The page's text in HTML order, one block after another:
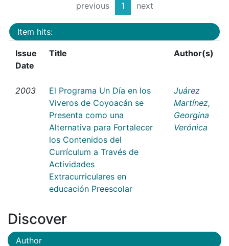
previous 1 next
Item hits:
Issue
Date
Title Author(s)
2003
El Programa Un Día en los
Viveros de Coyoacán se
Presenta como una
Alternativa para Fortalecer
los Contenidos del
Currículum a Través de
Actividades
Extracurriculares en
educación Preescolar
Juárez
Martínez,
Georgina
Verónica
Discover
Author